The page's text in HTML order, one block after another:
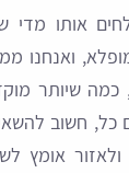
אותו מדי
ואנחנו
כמה שיותר
כל, חשוב
אומץ